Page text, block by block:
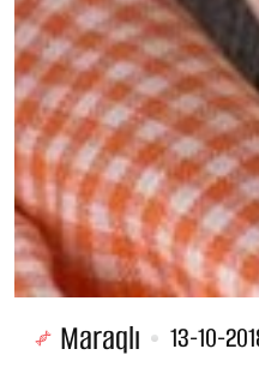
Maraqlı 13-10-